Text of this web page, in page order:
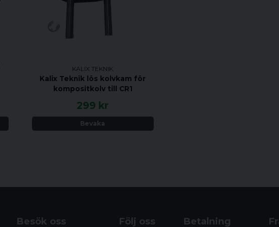
KALIX TEKNIK
Kalix Teknik lös kolvkam för
kompositkolv till CR1
299 kr
Bevaka
Besök oss Följ oss Betalning